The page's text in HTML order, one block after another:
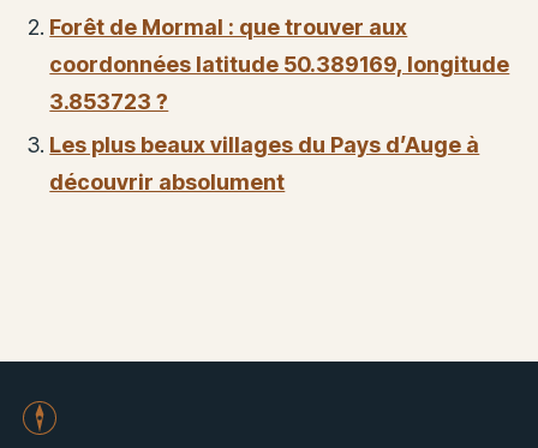
Forêt de Mormal : que trouver aux
coordonnées latitude 50.389169, longitude
3.853723 ?
Les plus beaux villages du Pays d’Auge à
découvrir absolument